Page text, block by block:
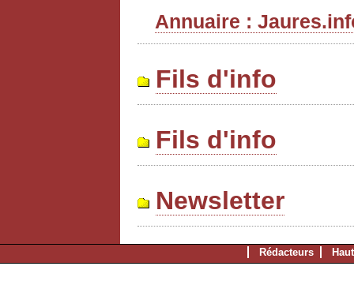
Annuaire :
Fils d'info
Fils d'info
Newsletter
Rédacteurs